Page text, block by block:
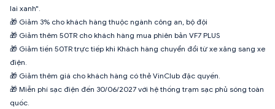
lai xanh".
🎁 Giảm 3% cho khách hàng thuộc ngành công an, bộ đội
🎁 Giảm thêm 50TR cho khách hàng mua phiên bản VF7 PLUS
🎁 Giảm tiền 50TR trực tiếp khi Khách hàng chuyển đổi từ xe xăng sang xe
điện.
🎁 Giảm thêm giá cho khách hàng có thẻ VinClub đặc quyền.
🎁 Miễn phí sạc điện đến 30/06/2027 với hệ thống trạm sạc phủ sóng toàn
quốc.